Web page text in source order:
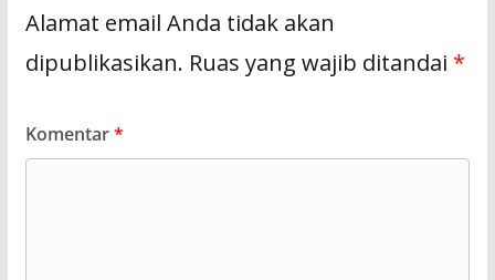
Alamat email Anda tidak akan
dipublikasikan. Ruas yang wajib ditandai *
Komentar*